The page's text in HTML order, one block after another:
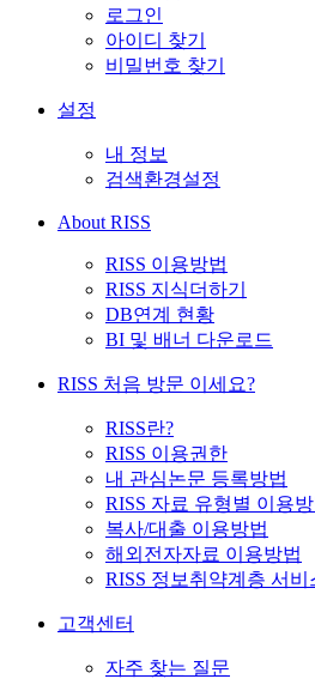
로그인
아이디 찾기
비밀번호 찾기
설정
내 정보
검색환경설정
About RISS
RISS 이용방법
RISS 지식더하기
DB연계 현황
BI 및 배너 다운로드
RISS 처음 방문 이세요?
RISS란?
RISS 이용권한
내 관심논문 등록방법
RISS 자료 유형별 이용
복사/대출 이용방법
해외전자자료 이용방법
RISS 정보취약계층 서비
고객센터
자주 찾는 질문